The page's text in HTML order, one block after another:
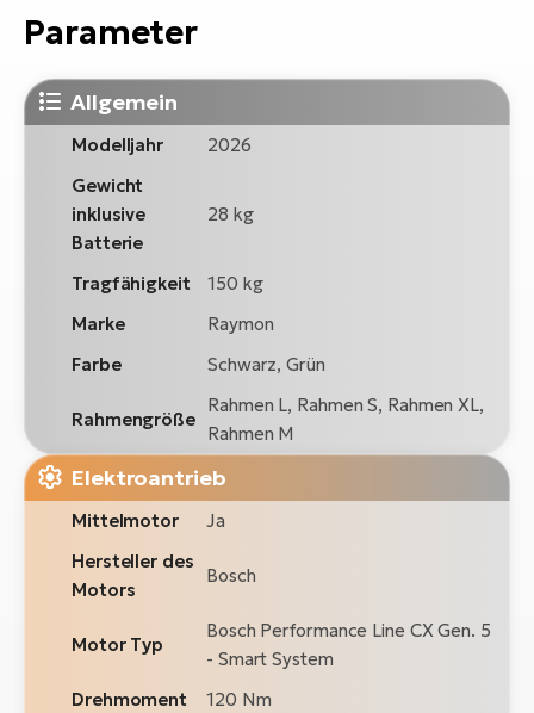
Parameter
Allgemein
Modelljahr
2026
Gewicht
inklusive
Batterie
28 kg
Tragfähigkeit
150 kg
Marke
Raymon
Farbe
Schwarz, Grün
Rahmengröße
Rahmen L, Rahmen S, Rahmen XL,
Rahmen M
Elektroantrieb
Mittelmotor
Ja
Hersteller des
Motors
Bosch
Motor Typ
Bosch Performance Line CX Gen. 5
- Smart System
Drehmoment
120 Nm